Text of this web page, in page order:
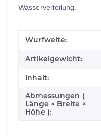
Wasserverteilung.
Produkteigenschaft
Wert
Wurfweite:
Artikelgewicht:
Inhalt:
Abmessungen (
Länge × Breite ×
Höhe ):